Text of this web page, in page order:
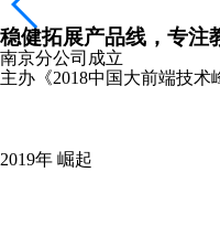
停课不停学，千锋先后启动